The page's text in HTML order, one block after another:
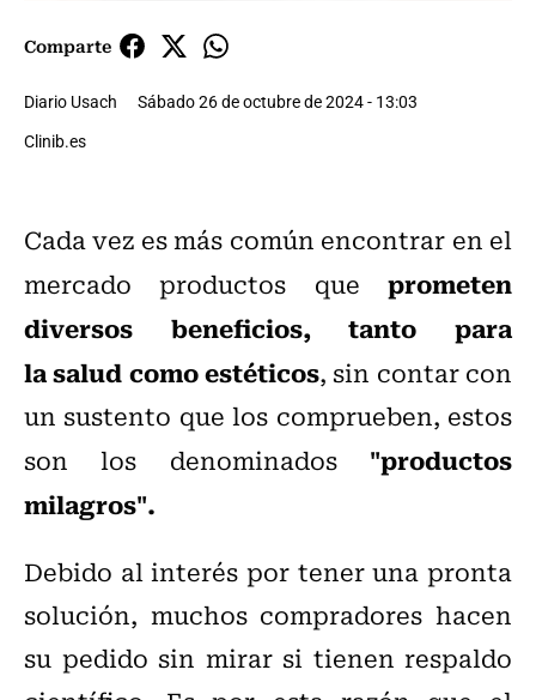
Comparte
Diario Usach
Sábado 26 de octubre de 2024 - 13:03
Clinib.es
Cada vez es más común encontrar en el
mercado productos que prometen
diversos beneficios, tanto para
la salud como estéticos, sin contar con
un sustento que los comprueben, estos
son los denominados "productos
milagros".
Debido al interés por tener una pronta
solución, muchos compradores hacen
su pedido sin mirar si tienen respaldo